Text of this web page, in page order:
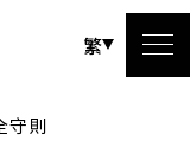
繁
守則